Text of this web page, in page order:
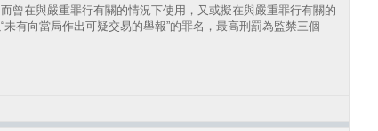
曾在與嚴重罪行有關的情況下使用，又或擬在與嚴重罪行有關的
有向當局作出可疑交易的舉報”的罪名，最高刑罰為監禁三個